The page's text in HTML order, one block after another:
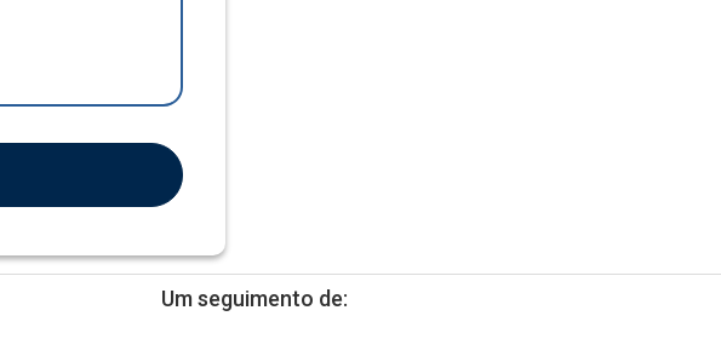
Um seguimento de: